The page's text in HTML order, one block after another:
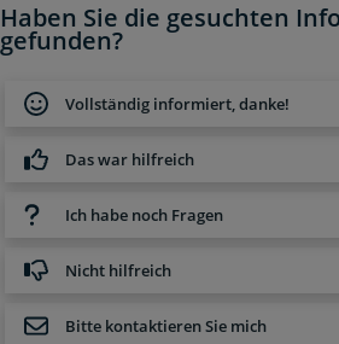
Haben Sie die gesuchten
gefunden?
Vollständig informiert, danke!
Das war hilfreich
Ich habe noch Fragen
Nicht hilfreich
Bitte kontaktieren Sie mich